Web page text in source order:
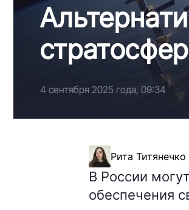
4 сентября 2025 года, 09:34
Рита Титянечко
В России
обеспечения